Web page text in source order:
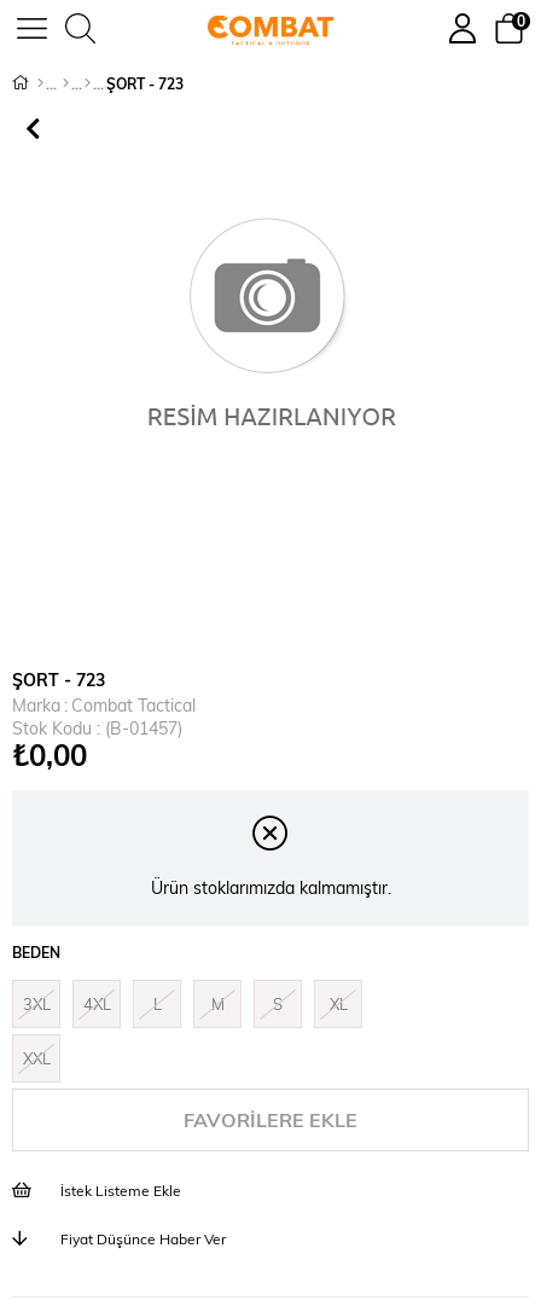
0
ŞORT - 723
ŞORT - 723
Marka : Combat Tactical
Stok Kodu
(B-01457)
₺0,00
Ürün stoklarımızda kalmamıştır.
BEDEN
3XL 4XL L M S XL
XXL
FAVORILERE EKLE
İstek Listeme Ekle
Fiyat Düşünce Haber Ver